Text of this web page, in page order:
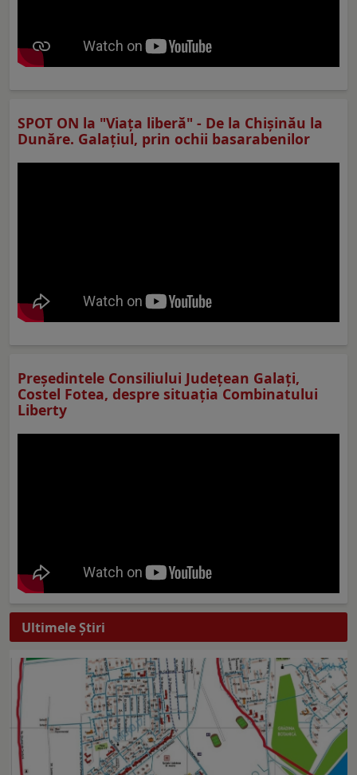
SPOT ON la "Viaţa liberă" - De la Chișinău la
Dunăre. Galațiul, prin ochii basarabenilor
Preşedintele Consiliului Judeţean Galaţi,
Costel Fotea, despre situaţia Combinatului
Liberty
Ultimele Ştiri